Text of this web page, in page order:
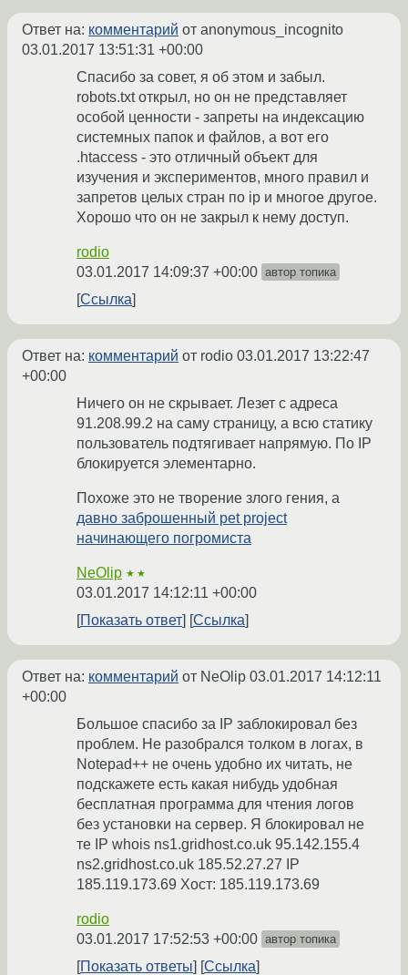
Ответ на: комментарий от anonymous_incognito
03.01.2017 13:51:31 +00:00
Спасибо за совет, я об этом и забыл.
robots.txt открыл, но он не представляет
особой ценности - запреты на индексацию
системных папок и файлов, а вот его
.htaccess - это отличный объект для
изучения и экспериментов, много правил и
запретов целых стран по ip и многое другое.
Хорошо что он не закрыл к нему доступ.
rodio
03.01.2017 14:09:37 +00:00 автор топика
Ссылка
Ответ на: комментарий от rodio 03.01.2017 13:22:47
+00:00
Ничего он не скрывает. Лезет с адреса
91.208.99.2 на саму страницу, а всю статику
пользователь подтягивает напрямую. По IP
блокируется элементарно.
Похоже это не творение злого гения, а
давно заброшенный pet project
начинающего погромиста
NeOlip ★★
03.01.2017 14:12:11 +00:00
Показать ответ
Ссылка
Ответ на: комментарий от NeOlip 03.01.2017 14:12:11
+00:00
Большое спасибо за IP заблокировал без
проблем. Не разобрался толком в логах, в
Notepad++ не очень удобно их читать, не
подскажете есть какая нибудь удобная
бесплатная программа для чтения логов
без установки на сервер. Я блокировал не
те IP whois ns1.gridhost.co.uk 95.142.155.4
ns2.gridhost.co.uk 185.52.27.27 IP
185.119.173.69 Хост: 185.119.173.69
rodio
03.01.2017 17:52:53 +00:00 автор топика
Показать ответы Ссылка